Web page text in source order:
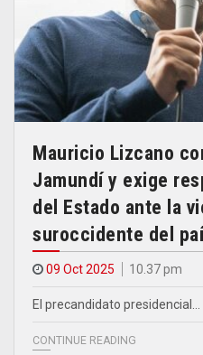
Mauricio Lizcano
Jamundí y exige
del Estado ante la
suroccidente del
09 Oct 2025 10.37 pm
El precandidato presidencial…
CONTINUE READING